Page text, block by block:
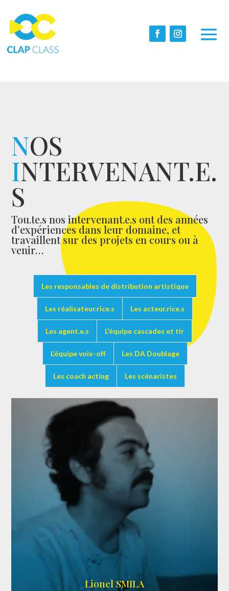
NOS
INTERVENANT.E.
S
Tou.te.s nos intervenant.e.s ont des années
d’expériences dans leur domaine, et
travaillent sur des projets en cours ou à
venir…
Les responsables de distribution artistique
Les réalisateur.rice.s Les acteur.rice.s
Les agent.e.s L'équipe cascades et tir
L’équipe voix-off Les DA Doublage
Les coach acting Les scénaristes
Lionel SMILA